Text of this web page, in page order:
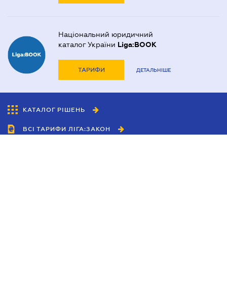
Національний юридичний
каталог України Liga:BOOK
ТАРИФИ ДЕТАЛЬНІШЕ
КАТАЛОГ РІШЕНЬ
ВСІ ТАРИФИ ЛІГА:ЗАКОН